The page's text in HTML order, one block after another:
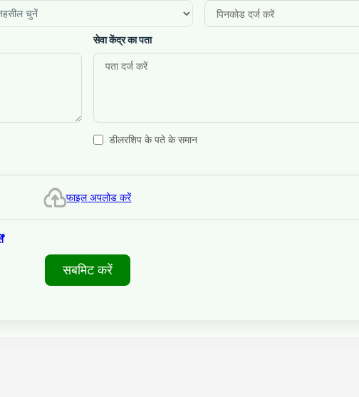
सेवा केंद्र का पता
डीलरशिप के पते के समान
फाइल अपलोड करें
सबमिट करें